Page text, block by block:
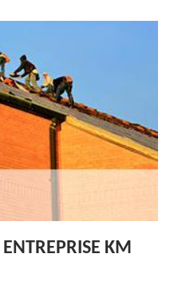
KM